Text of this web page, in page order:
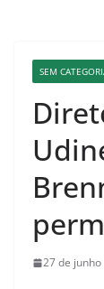
SEM
27 de junho